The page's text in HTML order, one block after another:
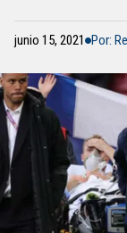
junio 15, 2021 Por: